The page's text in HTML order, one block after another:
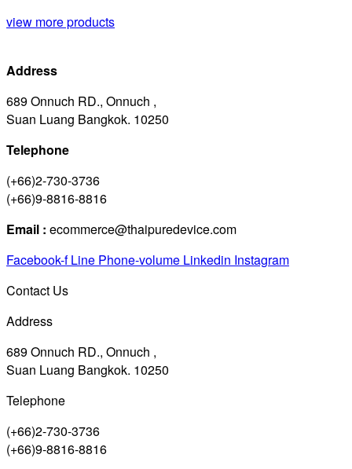
view more products
Address
689 Onnuch RD., Onnuch ,
Suan Luang Bangkok. 10250
Telephone
(+66)2-730-3736
(+66)9-8816-8816
Email : ecommerce@thaipuredevice.com
Facebook-f Line Phone-volume Linkedin Instagram
Contact Us
Address
689 Onnuch RD., Onnuch ,
Suan Luang Bangkok. 10250
Telephone
(+66)2-730-3736
(+66)9-8816-8816